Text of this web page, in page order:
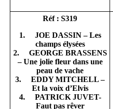
Réf : S319
1. JOE DASSIN – Les
champs élysées
2. GEORGE BRASSENS
– Une jolie fleur dans une
peau de vache
3. EDDY MITCHELL –
Et la voix d’Elvis
4. PATRICK JUVET-
Faut pas rêver